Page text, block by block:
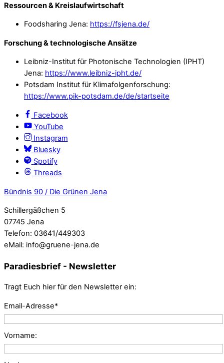
Ressourcen & Kreislaufwirtschaft
Foodsharing Jena: https://fsjena.de/
Forschung & technologische Ansätze
Leibniz-Institut für Photonische Technologien (IPHT)
Jena: https://www.leibniz-ipht.de/
Potsdam Institut für Klimafolgenforschung:
https://www.pik-potsdam.de/de/startseite
Facebook
YouTube
Instagram
Bluesky
Spotify
Threads
Bündnis 90 / Die Grünen Jena
Schillergäßchen 5
07745 Jena
Telefon: 03641/449303
eMail: info@gruene-jena.de
Paradiesbrief - Newsletter
Tragt Euch hier für den Newsletter ein:
Email-Adresse*
Vorname: